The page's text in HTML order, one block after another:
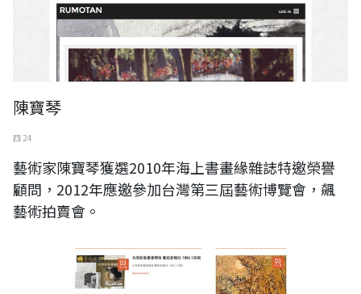
陳寶琴
四 24
藝術家陳寶琴獲選2010年海上書畫緣雜誌特邀榮譽
顧問，2012年應邀參加台灣第三屆藝術博覽會，飆
藝術拍賣會。